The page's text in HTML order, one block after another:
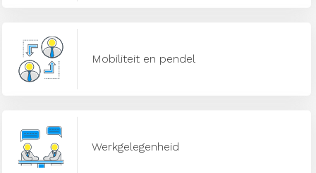
Mobiliteit en pendel
Werkgelegenheid